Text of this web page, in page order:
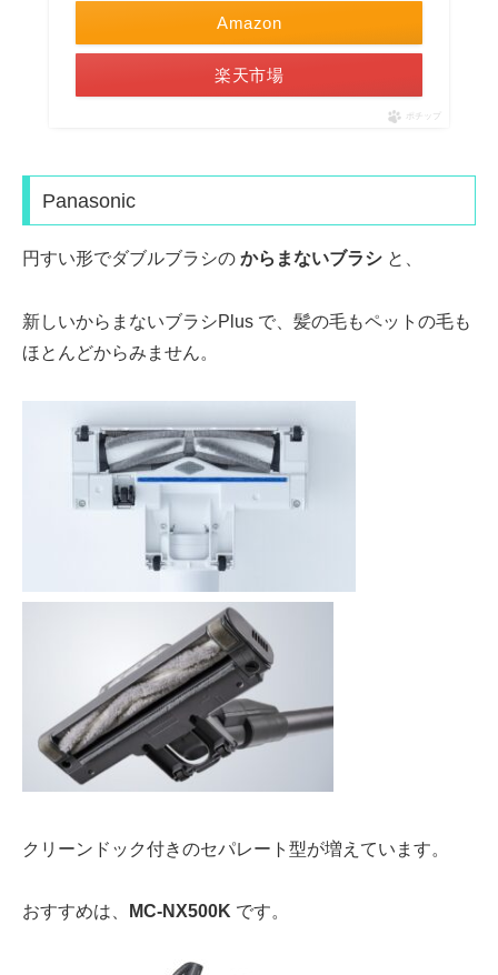
Amazon
楽天市場
ポチップ
Panasonic
円すい形でダブルブラシの からまないブラシ と、
新しいからまないブラシPlus で、 髪の毛もペットの毛も
ほとんどからみません。
クリーンドック付きのセパレート型が増えています。
おすすめは、 MC-NX500K です。